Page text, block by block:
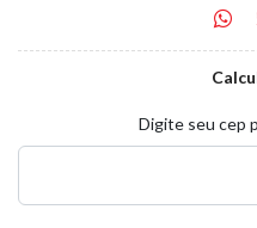
Digite seu cep